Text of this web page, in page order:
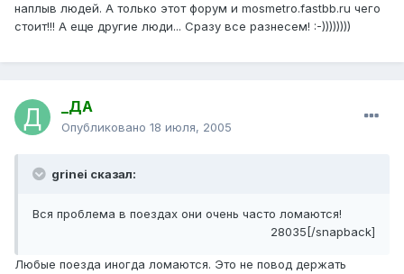
наплыв людей. А только этот форум и mosmetro.fastbb.ru чего
стоит!!! А еще другие люди... Сразу все разнесем! :-))))))))
_ДА
Опубликовано 18 июля, 2005
grinei сказал:
Вся проблема в поездах они очень часто ломаются!
28035[/snapback]
Любые поезда иногда ломаются. Это не повод держать